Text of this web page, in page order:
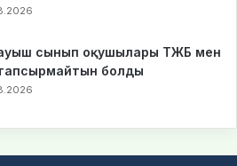
сынып оқушылары ТЖБ мен
болды